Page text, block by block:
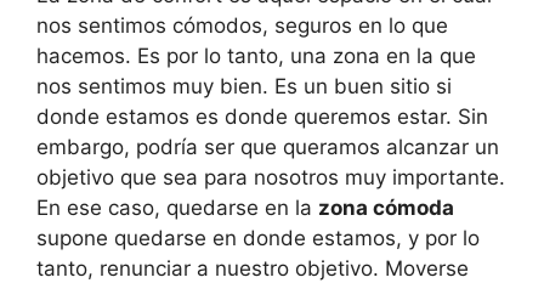
nos sentimos cómodos, seguros en lo que
hacemos. Es por lo tanto, una zona en la que
nos sentimos muy bien. Es un buen sitio si
donde estamos es donde queremos estar. Sin
embargo, podría ser que queramos alcanzar un
objetivo que sea para nosotros muy importante.
En ese caso, quedarse en la zona cómoda
supone quedarse en donde estamos, y por lo
tanto, renunciar a nuestro objetivo. Moverse